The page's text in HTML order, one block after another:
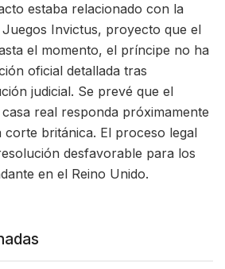
estaba relacionado con la
Invictus, proyecto que el
el momento, el príncipe no ha
oficial detallada tras
judicial. Se prevé que el
real responda próximamente
corte británica. El proceso legal
desfavorable para los
en el Reino Unido.